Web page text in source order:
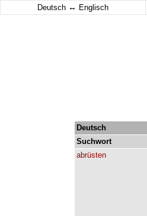
Deutsch ↔ Englisch
Deutsch
Suchwort
abrüsten